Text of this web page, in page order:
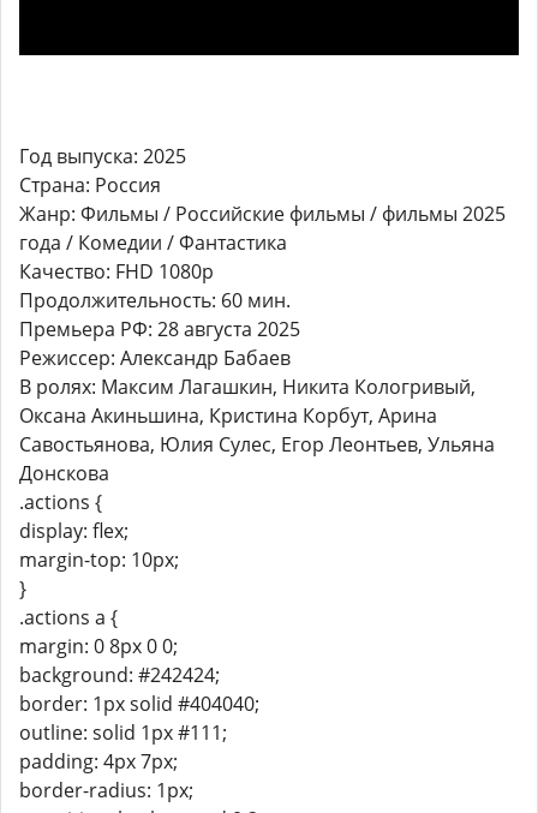
Год выпуска: 2025
Страна: Россия
Жанр: Фильмы / Российские фильмы / фильмы 2025
года / Комедии / Фантастика
Качество: FHD 1080p
Продолжительность: 60 мин.
Премьера РФ: 28 августа 2025
Режиссер: Александр Бабаев
В ролях: Максим Лагашкин, Никита Кологривый,
Оксана Акиньшина, Кристина Корбут, Арина
Савостьянова, Юлия Сулес, Егор Леонтьев, Ульяна
Донскова
.actions {
display: flex;
margin-top: 10px;
}
.actions a {
margin: 0 8px 0 0;
background: #242424;
border: 1px solid #404040;
outline: solid 1px #111;
padding: 4px 7px;
border-radius: 1px;